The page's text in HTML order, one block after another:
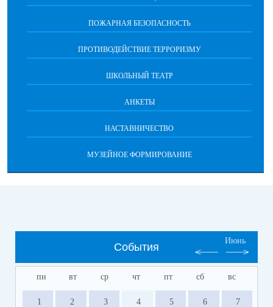
ПОЖАРНАЯ БЕЗОПАСНОСТЬ
ПРОТИВОДЕЙСТВИЕ ТЕРРОРИЗМУ
ШКОЛЬНЫЙ ТЕАТР
АНКЕТЫ
НАСТАВНИЧЕСТВО
МУЗЕЙНОЕ ФОРМИРОВАНИЕ
События
Июнь
пн вт ср чт пт сб вс
1 2 3 4 5 6 7